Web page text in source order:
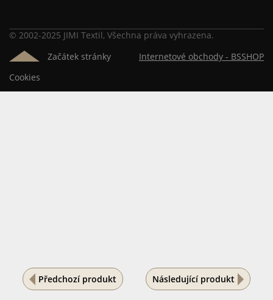
Předchozí produkt Následující produkt
© 2002-2025 JIMI Textil, Všechna práva vyhrazena.
Začátek stránky
Internetové obchody - BSSHOP
Cookies